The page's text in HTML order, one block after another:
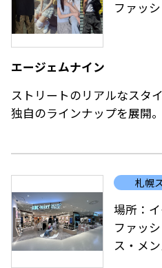
ファッ
エージェムナイン
ストリートのリアルなスタ
独自のラインナップを展開。
「 9＋（ １is you ） 」をコ
国内外問わず独自のライン
ル中心に多くのトレンドア
札幌
場所：
ファッ
ス・メ